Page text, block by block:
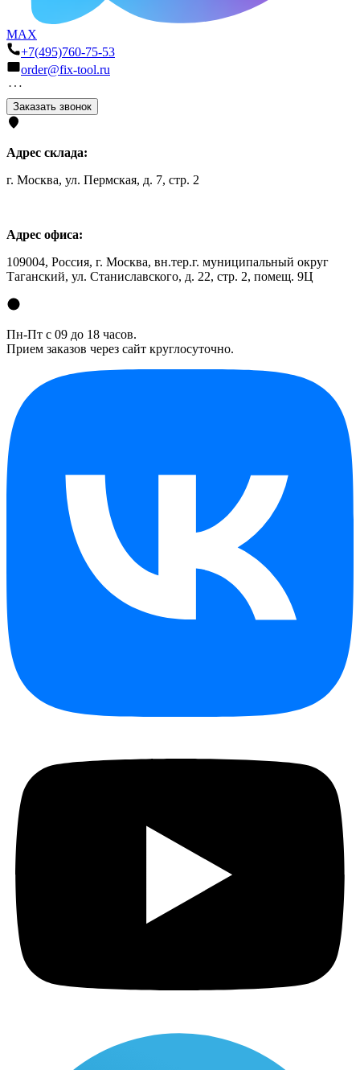
MAX
+7(495)760-75-53
order@fix-tool.ru
Заказать звонок
Адрес склада:
г. Москва, ул. Пермская, д. 7, стр. 2
Адрес офиса:
109004, Россия, г. Москва, вн.тер.г. муниципальный округ
Таганский, ул. Станиславского, д. 22, стр. 2, помещ. 9Ц
Пн-Пт с 09 до 18 часов.
Прием заказов через сайт круглосуточно.